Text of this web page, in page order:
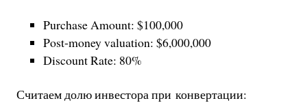
Purchase Amount: $100,000
Post-money valuation: $6,000,000
Discount Rate: 80%
Считаем долю инвестора при конвертации: